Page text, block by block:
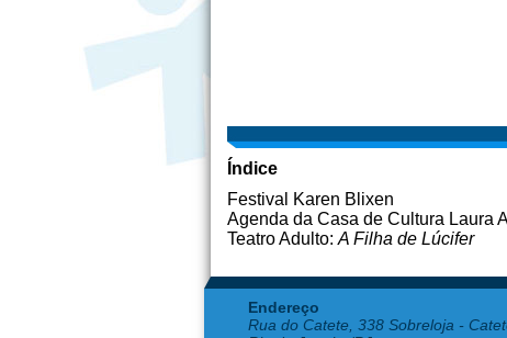
Índice
Festival Karen Blixen
Agenda da Casa de Cultura Laura
Teatro Adulto: A Filha de Lúcifer
Endereço
Rua do Catete, 338 Sobreloja -